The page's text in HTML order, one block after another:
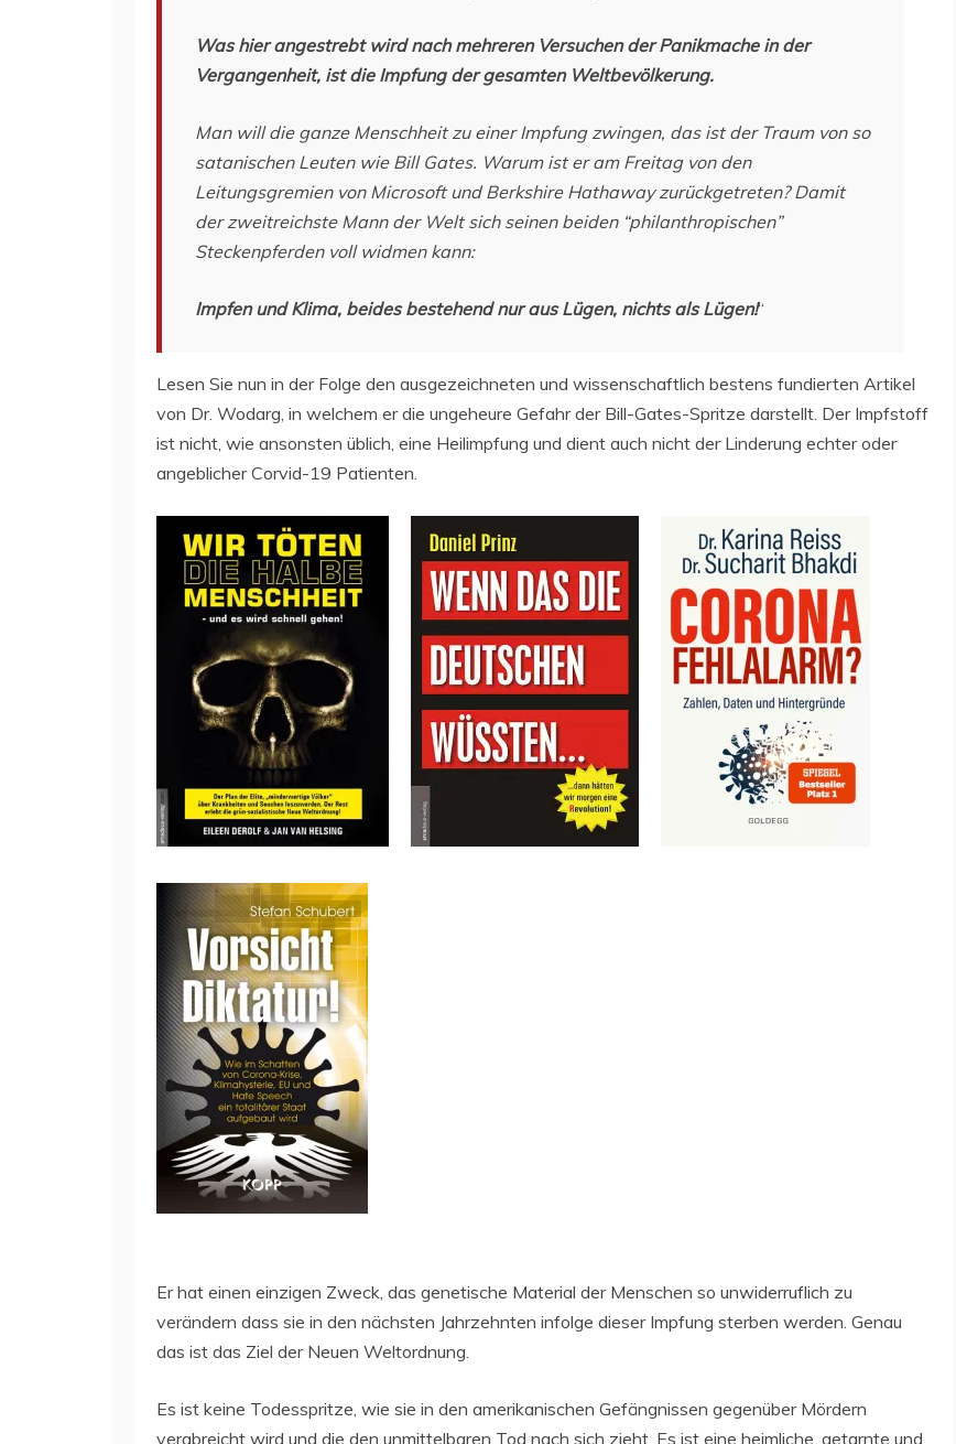
Was hier angestrebt wird nach mehreren Versuchen der Panikmache in der
Vergangenheit, ist die Impfung der gesamten Weltbevölkerung.
Man will die ganze Menschheit zu einer Impfung zwingen, das ist der Traum von so
satanischen Leuten wie Bill Gates. Warum ist er am Freitag von den
Leitungsgremien von Microsoft und Berkshire Hathaway zurückgetreten? Damit
der zweitreichste Mann der Welt sich seinen beiden “philanthropischen”
Steckenpferden voll widmen kann:
Impfen und Klima, beides bestehend nur aus Lügen, nichts als Lügen!“
Lesen Sie nun in der Folge den ausgezeichneten und wissenschaftlich bestens fundierten Artikel
von Dr. Wodarg, in welchem er die ungeheure Gefahr der Bill-Gates-Spritze darstellt. Der Impfstoff
ist nicht, wie ansonsten üblich, eine Heilimpfung und dient auch nicht der Linderung echter oder
angeblicher Corvid-19 Patienten.
Er hat einen einzigen Zweck, das genetische Material der Menschen so unwiderruflich zu
verändern dass sie in den nächsten Jahrzehnten infolge dieser Impfung sterben werden. Genau
das ist das Ziel der Neuen Weltordnung.
Es ist keine Todesspritze, wie sie in den amerikanischen Gefängnissen gegenüber Mördern
verabreicht wird und die den unmittelbaren Tod nach sich zieht. Es ist eine heimliche, getarnte und